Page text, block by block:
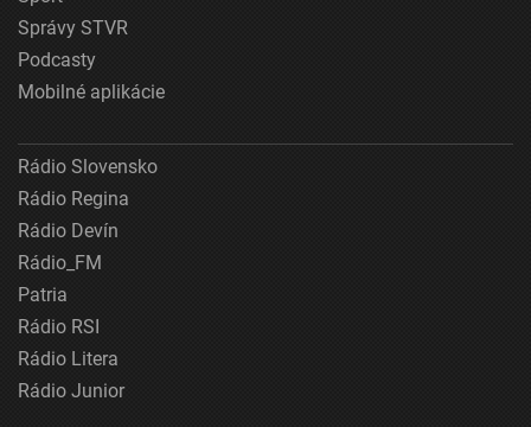
Správy STVR
Podcasty
Mobilné aplikácie
Rádio Slovensko
Rádio Regina
Rádio Devín
Rádio_FM
Patria
Rádio RSI
Rádio Litera
Rádio Junior